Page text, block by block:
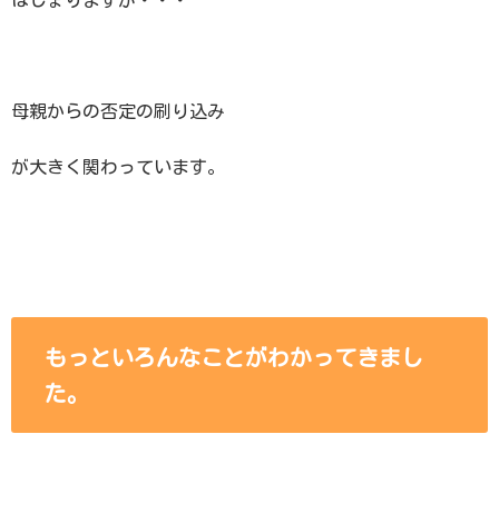
母親からの否定の刷り込み
が大きく関わっています。
もっといろんなことがわかってきまし
た。